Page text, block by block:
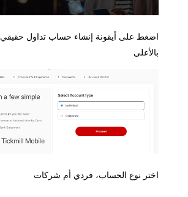
على أيقونة إنشاء حساب تداول حقيقي الموجودة
نوع الحساب، فردي أم شركات